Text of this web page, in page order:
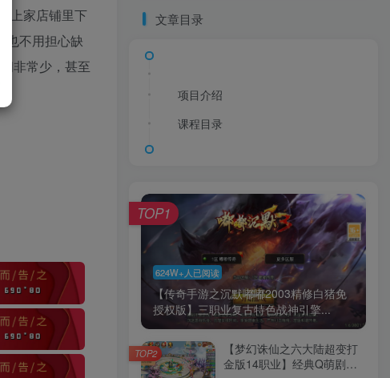
上家店铺里下
也不用担心缺
非常少，甚至
文章目录
项目介绍
课程目录
624W+人已阅读
【传奇手游之沉默嘟嘟2003精修白猪免
授权版】三职业复古特色战神引擎...
TOP1
【梦幻诛仙之六大陆超变打
金版14职业】经典Q萌剧情
TOP2